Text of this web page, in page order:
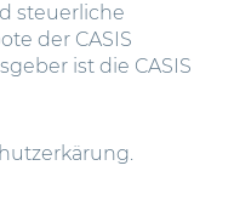
steuerliche
der CASIS
ist die CASIS